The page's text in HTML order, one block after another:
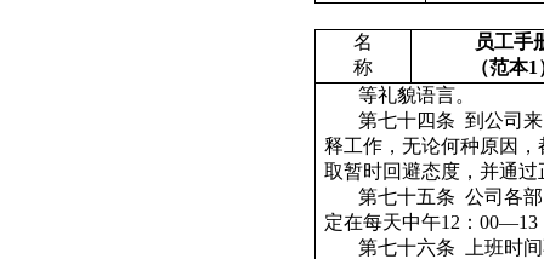
名
称
员工手
（范本1
等礼貌语言。
第七十四条 到公司
释工作，无论何种原因
取暂时回避态度，并通
第七十五条 公司各
定在每天中午12 ： 00—13
第七十六条
上班时